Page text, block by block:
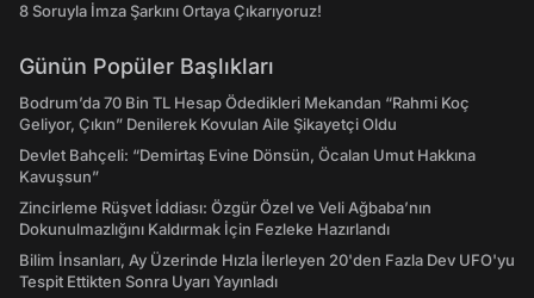
8 Soruyla İmza Şarkını Ortaya Çıkarıyoruz!
Günün Popüler Başlıkları
Bodrum’da 70 Bin TL Hesap Ödedikleri Mekandan “Rahmi Koç
Geliyor, Çıkın” Denilerek Kovulan Aile Şikayetçi Oldu
Devlet Bahçeli: “Demirtaş Evine Dönsün, Öcalan Umut Hakkına
Kavuşsun”
Zincirleme Rüşvet İddiası: Özgür Özel ve Veli Ağbaba’nın
Dokunulmazlığını Kaldırmak İçin Fezleke Hazırlandı
Bilim İnsanları, Ay Üzerinde Hızla İlerleyen 20'den Fazla Dev UFO'yu
Tespit Ettikten Sonra Uyarı Yayınladı